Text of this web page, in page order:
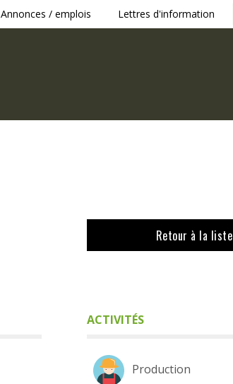
Annonces / emplois Lettres d'information
Retour à la liste
ACTIVITÉS
Production